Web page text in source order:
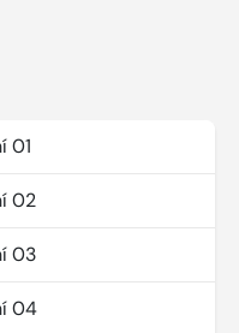
01
02
03
04